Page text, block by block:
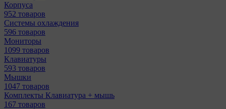
Корпуса
952 товаров
Системы охлаждения
596 товаров
Мониторы
1099 товаров
Клавиатуры
593 товаров
Мышки
1047 товаров
Комплекты Клавиатура + мышь
167 товаров